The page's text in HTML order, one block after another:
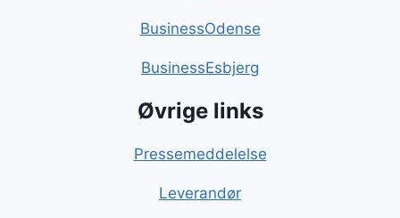
BusinessOdense
BusinessEsbjerg
Øvrige links
Pressemeddelelse
Leverandør